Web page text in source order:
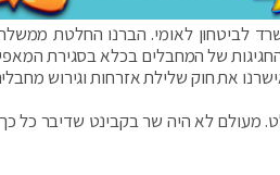
של 9 מיליארד שקלים למשרד לביטחון לאומי.
של המחבלים בכלא בסגירת
את חוק שלילת אזרחות וגירוש
מעולם לא היה שר בקבינט שדיבר כל כך